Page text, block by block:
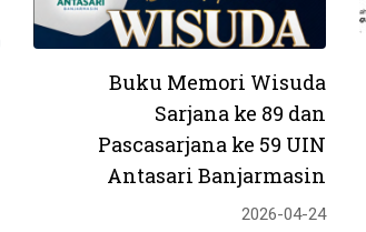
Buku Memori Wisuda
Sarjana ke 89 dan
Pascasarjana ke 59 UIN
Antasari Banjarmasin
2026-04-24